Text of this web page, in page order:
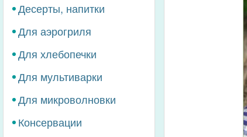
Десерты, напитки
Для аэрогриля
Для хлебопечки
Для мультиварки
Для микроволновки
Консервации